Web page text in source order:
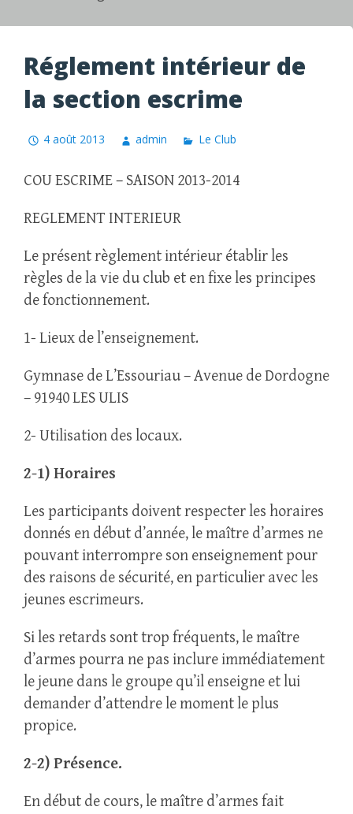
Réglement intérieur de
la section escrime
4 août 2013 admin Le Club
COU ESCRIME – SAISON 2013-2014
REGLEMENT INTERIEUR
Le présent règlement intérieur établir les
règles de la vie du club et en fixe les principes
de fonctionnement.
1- Lieux de l’enseignement.
Gymnase de L’Essouriau – Avenue de Dordogne
– 91940 LES ULIS
2- Utilisation des locaux.
2-1) Horaires
Les participants doivent respecter les horaires
donnés en début d’année, le maître d’armes ne
pouvant interrompre son enseignement pour
des raisons de sécurité, en particulier avec les
jeunes escrimeurs.
Si les retards sont trop fréquents, le maître
d’armes pourra ne pas inclure immédiatement
le jeune dans le groupe qu’il enseigne et lui
demander d’attendre le moment le plus
propice.
2-2) Présence.
En début de cours, le maître d’armes fait